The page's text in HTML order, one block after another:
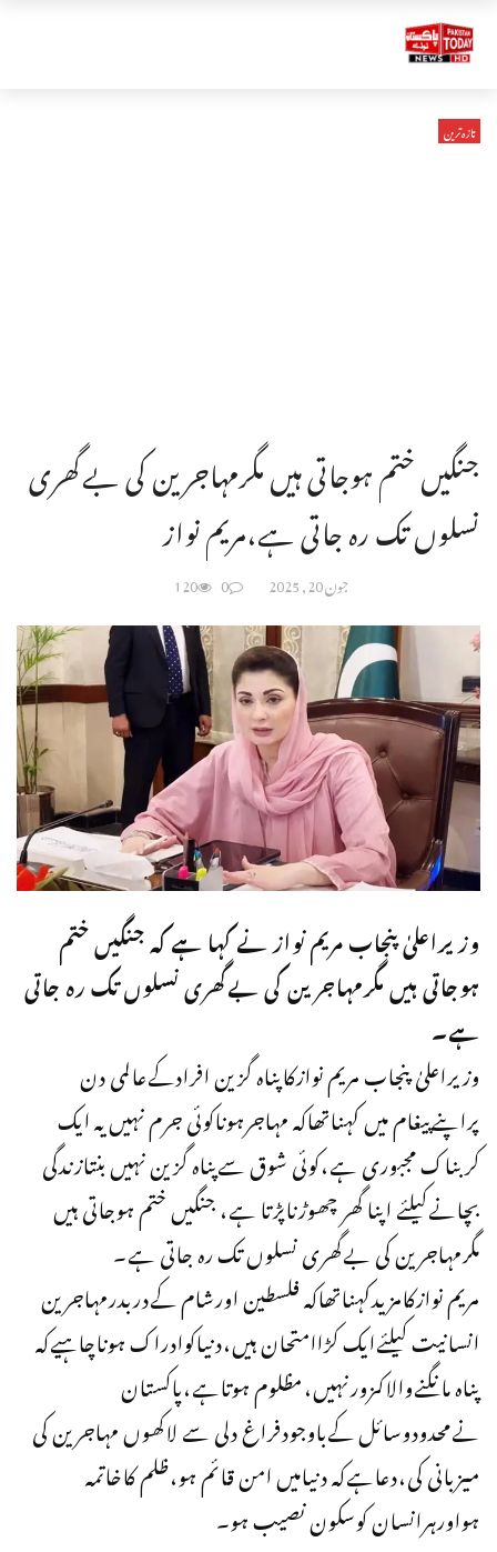
تازہ ترین
جنگیں ختم ہوجاتی ہیں مگرمہاجرین کی بےگھری
نسلوں تک رہ جاتی ہے،مریم نواز
جون 20, 2025 0
120
وزیراعلیٰ پنجاب مریم نواز نے کہا ہے کہ جنگیں ختم
ہوجاتی ہیں مگرمہاجرین کی بےگھری نسلوں تک رہ جاتی
ہے۔
وزیراعلیٰ پنجاب مریم نوازکاپناہ گزین افرادکےعالمی دن
پراپنےپیغام میں کہناتھاکہ مہاجرہوناکوئی جرم نہیں یہ ایک
کربناک مجبوری ہے،کوئی شوق سےپناہ گزین نہیں بنتازندگی
بچانےکیلئے اپنا گھر چھوڑناپڑتا ہے، جنگیں ختم ہوجاتی ہیں
مگرمہاجرین کی بےگھری نسلوں تک رہ جاتی ہے۔
مریم نوازکامزیدکہناتھاکہ فلسطین اورشام کےدربدرمہاجرین
انسانیت کیلئےایک کڑاامتحان ہیں،دنیاکوادراک ہوناچاہیےکہ
پناہ مانگنےوالاکمزورنہیں،مظلوم ہوتاہے،پاکستان
نےمحدودوسائل کےباوجودفراغ دلی سے لاکھوں مہاجرین کی
میزبانی کی،دعاہےکہ دنیامیں امن قائم ہو،ظلم کاخاتمہ
ہواورہرانسان کوسکون نصیب ہو۔